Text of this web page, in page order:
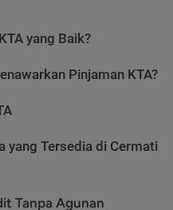
yang Baik?
Pinjaman KTA?
yang Tersedia di Cermati
Tanpa Agunan